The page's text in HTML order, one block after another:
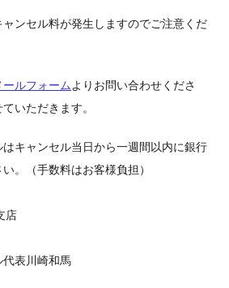
ンセル料が発生しますのでご注意くだ
ールフォームよりお問い合わせくださ
いただきます。
キャンセル当日から一週間以内に銀行
。（手数料はお客様負担）
店
表川崎和馬